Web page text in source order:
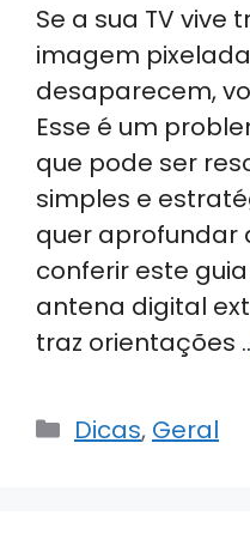
Se a sua TV vive
imagem
desaparecem,
Esse é um
que pode ser
simples e
quer aprofundar
conferir este
antena digital
traz orientações
Categorias
Dicas, Geral